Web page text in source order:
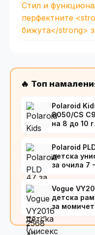
Стил и
перфектните
бижута</strong>
🔥 Топ
Polaroid
8050/CS
на 8 до 10 г.
Polaroid
детска
за очила 7
Vogue
детска
за